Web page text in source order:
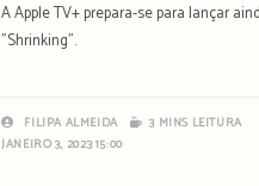
A Apple TV+ prepara-se para lançar
"Shrinking".
FILIPA ALMEIDA
3 MINS LEITURA
JANEIRO 3, 2023 15:00